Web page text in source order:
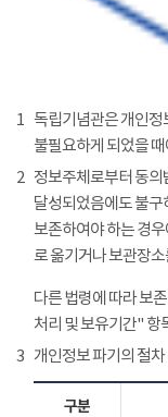
1 독립기념관은 개인정
불필요하게 되었을
2 정보주체로부터 동의
달성되었음에도 불구
보존하여야 하는 경
로 옮기거나 보관장
다른 법령에 따라 보
처리 및 보유기간" 항
3 개인정보 파기의 절
구분